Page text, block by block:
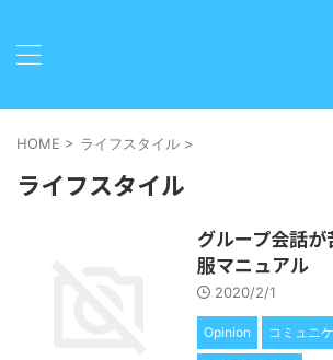
HOME > ライフスタイル >
ライフスタイル
グループ会話
服マニュアル
2020/2/1
Opinion コミュニ